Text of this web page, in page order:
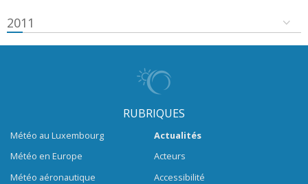
2011
RUBRIQUES
Météo au Luxembourg
Météo en Europe
Météo aéronautique
Actualités
Acteurs
Accessibilité